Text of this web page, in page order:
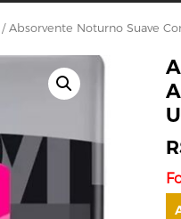
/ Absorvente Noturno Suave